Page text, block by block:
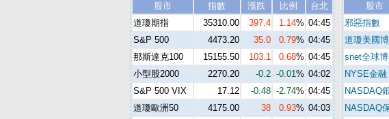
股市
指數 漲跌 比例
台北
道瓊期指
35310.00 397.4 1.14% 04:45
S&P 500
4473.20 35.0 0.79% 04:45
那斯達克100
15155.50 103.1 0.68% 04:45
小型股2000
2270.20 -0.2 -0.01% 04:02
S&P 500 VIX
17.12 -0.48 -2.74% 04:45
道瓊歐洲50
4175.00 38 0.93% 04:03
股市
邪惡指數
道瓊美國
snet全球
NYSE金融
NASDAQ
NASDAQ